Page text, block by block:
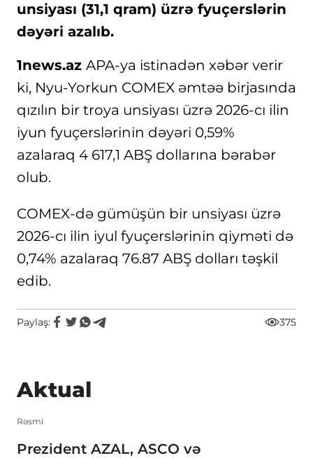
unsiyası (31,1 qram) üzrə fyuçerslərin
dəyəri azalıb.
1news.az APA-ya istinadən xəbər verir
ki, Nyu-Yorkun COMEX əmtəə birjasında
qızılın bir troya unsiyası üzrə 2026-cı ilin
iyun fyuçerslərinin dəyəri 0,59%
azalaraq 4 617,1 ABŞ dollarına bərabər
olub.
COMEX-də gümüşün bir unsiyası üzrə
2026-cı ilin iyul fyuçerslərinin qiyməti də
0,74% azalaraq 76.87 ABŞ dolları təşkil
edib.
Paylaş: 375
Aktual
Rəsmi
Prezident AZAL, ASCO və